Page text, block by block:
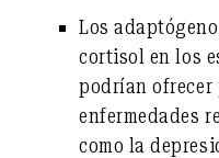
Los
cortisol en los
podrían ofrecer
enfermedades
como la